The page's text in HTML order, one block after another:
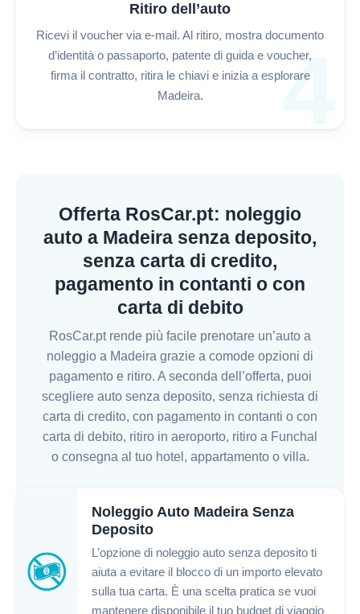
4
Ritiro dell’auto
Ricevi il voucher via e-mail. Al ritiro, mostra documento
d’identità o passaporto, patente di guida e voucher,
firma il contratto, ritira le chiavi e inizia a esplorare
Madeira.
Offerta RosCar.pt: noleggio
auto a Madeira senza deposito,
senza carta di credito,
pagamento in contanti o con
carta di debito
RosCar.pt rende più facile prenotare un’auto a
noleggio a Madeira grazie a comode opzioni di
pagamento e ritiro. A seconda dell’offerta, puoi
scegliere auto senza deposito, senza richiesta di
carta di credito, con pagamento in contanti o con
carta di debito, ritiro in aeroporto, ritiro a Funchal
o consegna al tuo hotel, appartamento o villa.
Noleggio Auto Madeira Senza
Deposito
L’opzione di noleggio auto senza deposito ti
aiuta a evitare il blocco di un importo elevato
sulla tua carta. È una scelta pratica se vuoi
mantenere disponibile il tuo budget di viaggio